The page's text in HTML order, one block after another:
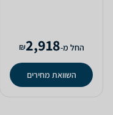
החל מ-2,918
₪
השוואת מחירים